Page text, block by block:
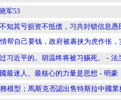
军53
知其亏损资不抵债，习共封锁信息愚
帮自己要钱，政府被裹挟为虎作伥，
习近平的。胡温终将被习赐死。 - 法
最迷人、最核心的力量是思想 - 明豪
模型；馬斯克否認出售特斯拉中國業